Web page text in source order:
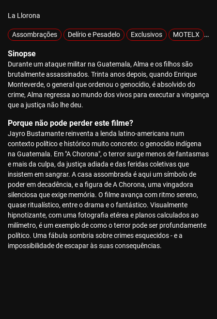
La Llorona
Assombrações Delírio e Pesadelo Exclusivos MOTELX
Sinopse
Durante um ataque militar na Guatemala, Alma e os filhos são
brutalmente assassinados. Trinta anos depois, quando Enrique
Monteverde, o general que ordenou o genocídio, é absolvido do
crime, Alma regressa ao mundo dos vivos para executar a vingança
que a justiça não lhe deu.
Porque não pode perder este filme?
Jayro Bustamante reinventa a lenda latino-americana num
contexto político e histórico muito concreto: o genocídio indígena
na Guatemala. Em "A Chorona", o terror surge menos de fantasmas
e mais da culpa, da justiça adiada e das feridas coletivas que
insistem em sangrar. A casa assombrada é aqui um símbolo de
poder em decadência, e a figura de A Chorona, uma vingadora
silenciosa que exige memória. O filme avança com ritmo sereno,
quase ritualístico, entre o drama e o fantástico. Visualmente
hipnotizante, com uma fotografia etérea e planos calculados ao
milímetro, é um exemplo de como o terror pode ser profundamente
político. Uma fábula sombria sobre crimes esquecidos - e a
impossibilidade de escapar às suas consequências.